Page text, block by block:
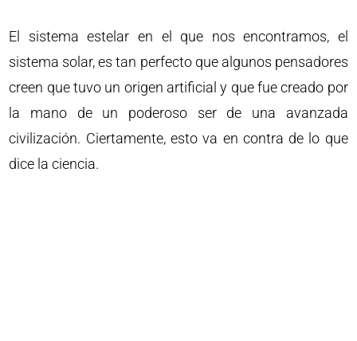
El sistema estelar en el que nos encontramos, el
sistema solar, es tan perfecto que algunos pensadores
creen que tuvo un origen artificial y que fue creado por
la mano de un poderoso ser de una avanzada
civilización. Ciertamente, esto va en contra de lo que
dice la ciencia.